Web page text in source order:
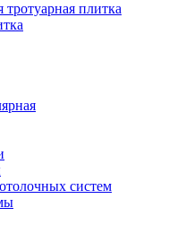
плитка
систем